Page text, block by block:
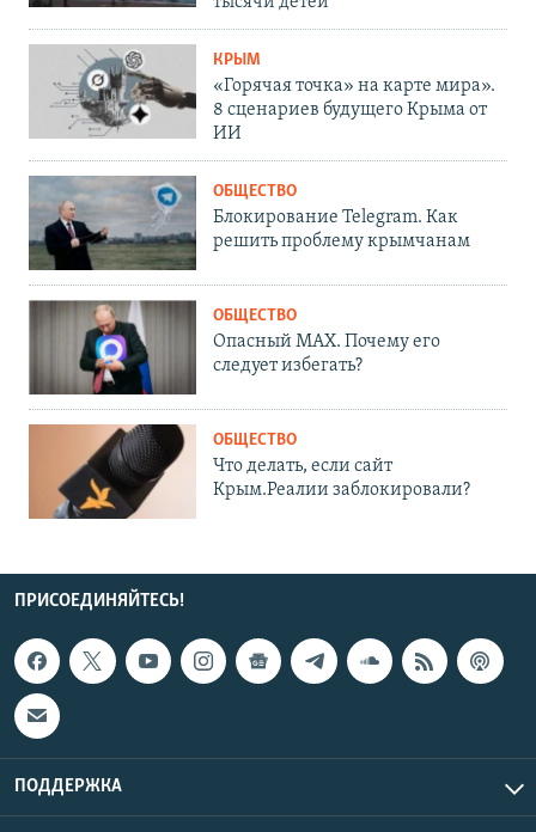
КРЫМ
«Горячая точка» на карте мира».
8 сценариев будущего Крыма от
ИИ
ОБЩЕСТВО
Блокирование Telegram. Как
решить проблему крымчанам
ОБЩЕСТВО
Опасный MAX. Почему его
следует избегать?
ОБЩЕСТВО
Что делать, если сайт
Крым.Реалии заблокировали?
ПРИСОЕДИНЯЙТЕСЬ!
ПОДДЕРЖКА